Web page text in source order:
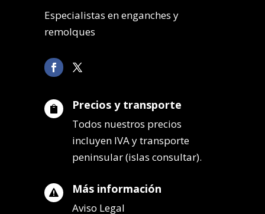
Especialistas en enganches y
remolques
 Precios y transporte
Todos nuestros precios
incluyen IVA y transporte
peninsular (islas consultar).
 Más información
Aviso Legal